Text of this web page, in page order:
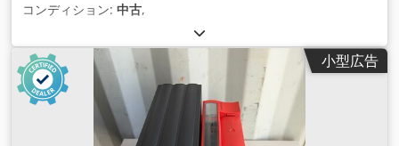
コンディション: 中古,
小型広告